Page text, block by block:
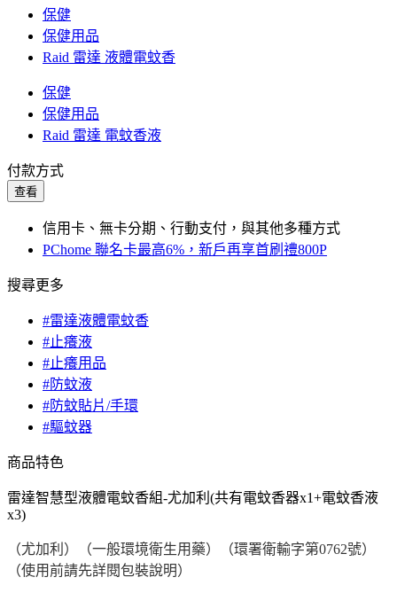
保健
保健用品
Raid 雷達 液體電蚊香
保健
保健用品
Raid 雷達 電蚊香液
付款方式
查看
信用卡、無卡分期、行動支付，與其他多種方式
PChome 聯名卡最高6%，新戶再享首刷禮800P
搜尋更多
#雷達液體電蚊香
#止癢液
#止癢用品
#防蚊液
#防蚊貼片/手環
#驅蚊器
商品特色
雷達智慧型液體電蚊香組-尤加利(共有電蚊香器x1+電蚊香液
x3)
（尤加利）（一般環境衛生用藥）（環署衛輸字第0762號）
（使用前請先詳閱包裝說明）